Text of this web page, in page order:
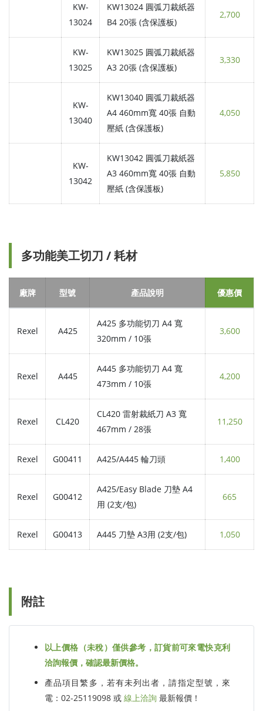
KW-
13024
KW13024 圓弧刀裁紙器
B4 20張 (含保護板)
2,700
KW-
13025
KW13025 圓弧刀裁紙器
A3 20張 (含保護板)
3,330
KW-
13040
KW13040 圓弧刀裁紙器
A4 460mm寬 40張 自動
壓紙 (含保護板)
4,050
KW-
13042
KW13042 圓弧刀裁紙器
A3 460mm寬 40張 自動
壓紙 (含保護板)
5,850
多功能美工切刀 / 耗材
廠牌 型號 產品說明 優惠價
Rexel A425
A425 多功能切刀 A4 寬
320mm / 10張
3,600
Rexel A445
A445 多功能切刀 A4 寬
473mm / 10張
4,200
Rexel CL420
CL420 雷射裁紙刀 A3 寬
467mm / 28張
11,250
Rexel G00411 A425/A445 輪刀頭 1,400
Rexel G00412
A425/Easy Blade 刀墊 A4
用 (2支/包)
665
Rexel G00413 A445 刀墊 A3用 (2支/包) 1,050
附註
以上價格（未稅）僅供參考，訂貨前可來電快克利
洽詢報價，確認最新價格。
產品項目繁多，若有未列出者，請指定型號，來
電：02-25119098 或 線上洽詢 最新報價！